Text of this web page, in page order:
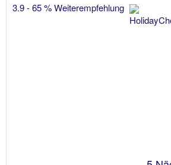
3.9 - 65 % Weiterempfehlung